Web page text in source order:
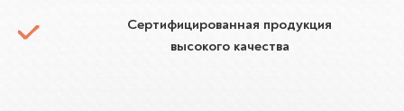
Сертифицированная продукция
высокого качества